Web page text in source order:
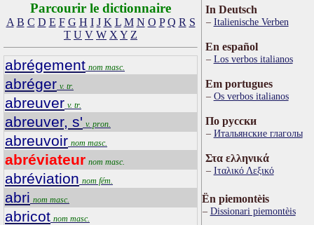
Parcourir le dictionnaire
A B C D E F G H I J K L M N O P Q R S
T U V W X Y Z
abrégement nom masc.
abréger v. tr.
abreuver v. tr.
abreuver, s' v. pron.
abreuvoir nom masc.
abréviateur nom masc.
abréviation nom fém.
abri nom masc.
abricot nom masc.
In Deutsch
Italienische Verben
En español
Los verbos italianos
Em portugues
Os verbos italianos
По русски
Итальянские глаголы
Στα ελληνικά
Ιταλικό Λεξικό
Ën piemontèis
Dissionari piemontèis